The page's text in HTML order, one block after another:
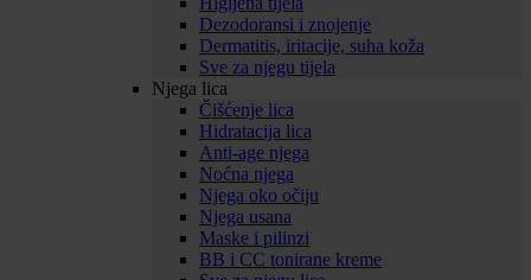
Dezodoransi i znojenje
Dermatitis, iritacije, suha koža
Sve za njegu tijela
Njega lica
Čišćenje lica
Hidratacija lica
Anti-age njega
Noćna njega
Njega oko očiju
Njega usana
Maske i pilinzi
BB i CC tonirane kreme